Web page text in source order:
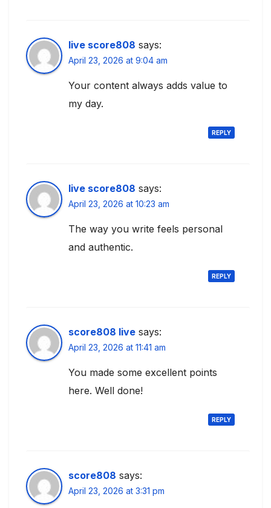
live score808 says:
April 23, 2026 at 9:04 am
Your content always adds value to
my day.
REPLY
live score808 says:
April 23, 2026 at 10:23 am
The way you write feels personal
and authentic.
REPLY
score808 live says:
April 23, 2026 at 11:41 am
You made some excellent points
here. Well done!
REPLY
score808 says:
April 23, 2026 at 3:31 pm